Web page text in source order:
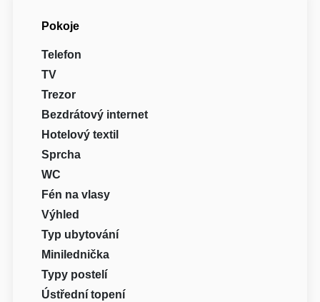
Pokoje
Telefon
TV
Trezor
Bezdrátový internet
Hotelový textil
Sprcha
WC
Fén na vlasy
Výhled
Typ ubytování
Minilednička
Typy postelí
Ústřední topení